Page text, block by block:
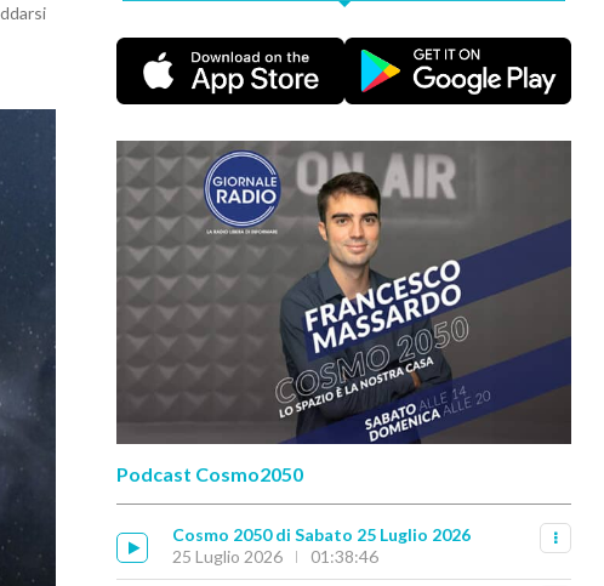
Podcast Cosmo2050
Cosmo 2050 di Sabato 25 Luglio 2026
25 Luglio 2026
01:38:46